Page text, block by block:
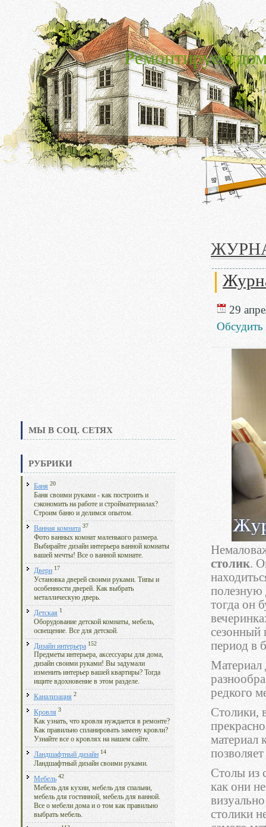
Ремонтируем
МЫ В СОЦ. СЕТЯХ
РУБРИКИ
Баня 20
Баня своими руками - как построить и
сэкономить на работе и стройматериалах?
Строим баню и делимся опытом.
Ванная комната 37
Фото ванных комнат маленького размера.
Выбирайте дизайн интерьера ванной комнаты
вашей мечты! Все о ванной комнате.
Двери 17
Установка дверей своими руками. Типы и
особенности дверей. Как выбрать
металлическую дверь.
Детская 1
Оборудование детской комнаты, мебель,
освещение. Все для детской.
Дизайн интерьера 152
Предметы интерьера, аксессуары для дома,
дизайн своими руками! Вы задумали
изменить интерьер вашей квартиры? Тогда
ищите вдохновение в этом разделе.
Канализация 2
Кровля 3
Как узнать, что кровля нуждается в ремонте?
Как правильно спланировать замену кровли?
Узнайте все о кровлях на нашем сайте.
Ландшафтный дизайн 14
Ландшафтный дизайн своими руками.
Мебель 42
Мебель для кухни, мебель для спальни,
мебель для гостинной, мебель для ванной.
Все о мебели дома и о том как правильно
выбрать мебель.
29
Обсудить
столик.
полезную
тогда он
сезонный
период в
Материал
редкого
Столики,
материал
Столы из
как они
столики